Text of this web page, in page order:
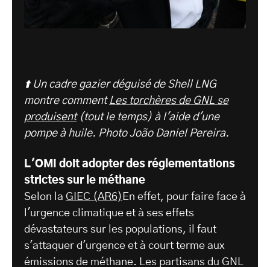
⬆️ Un cadre gazier déguisé de Shell LNG
montre comment Les torchères de GNL se
produisent(tout le temps) à l'aide d'une
pompe à huile. Photo João Daniel Pereira.
L'OMI doit adopter des réglementations
strictes sur le méthane
Selon la GIEC (AR6) En effet, pour faire face à
l'urgence climatique et à ses effets
dévastateurs sur les populations, il faut
s'attaquer d'urgence et à court terme aux
émissions de méthane. Les partisans du GNL